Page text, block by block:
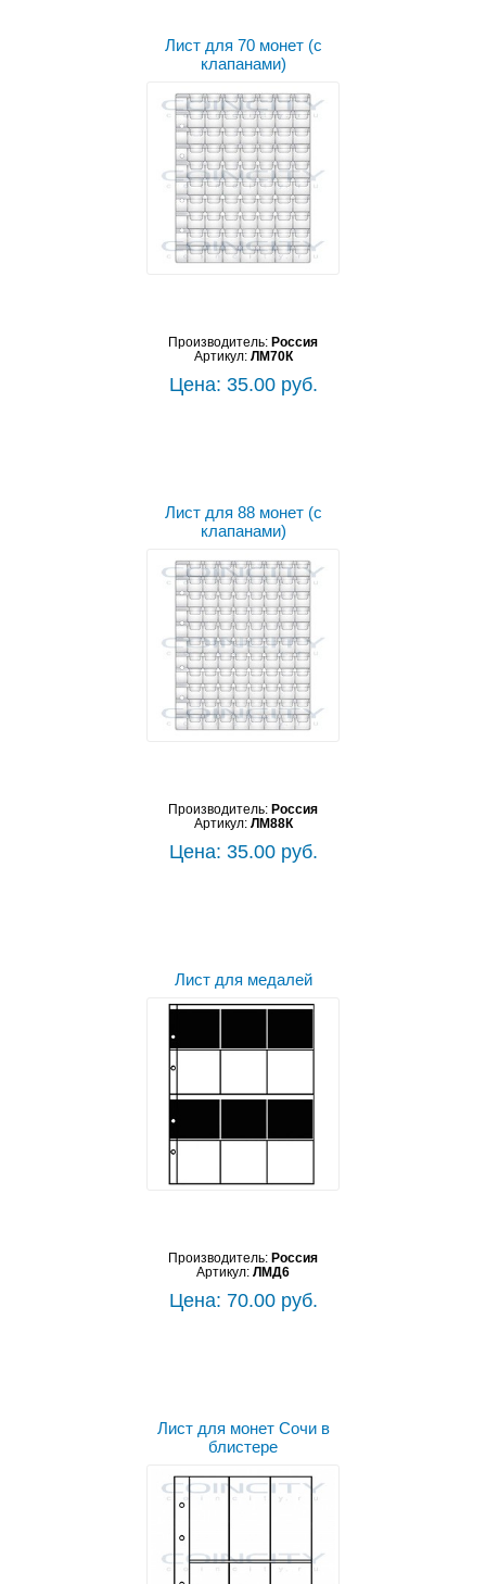
Лист для 70 монет (с
клапанами)
Производитель: Россия
Артикул: ЛМ70К
Цена: 35.00 руб.
Лист для 88 монет (с
клапанами)
Производитель: Россия
Артикул: ЛМ88К
Цена: 35.00 руб.
Лист для медалей
Производитель: Россия
Артикул: ЛМД6
Цена: 70.00 руб.
Лист для монет Сочи в
блистере